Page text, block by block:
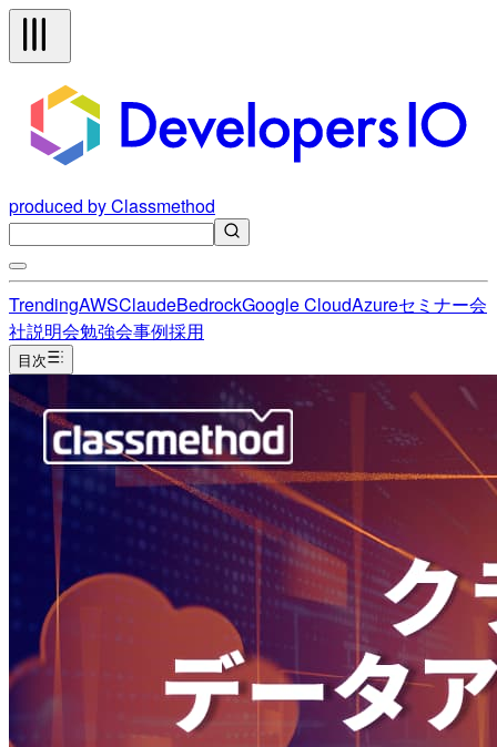
produced by Classmethod
TrendingAWSClaudeBedrockGoogle CloudAzureセミナー会
社説明会勉強会事例採用
目次